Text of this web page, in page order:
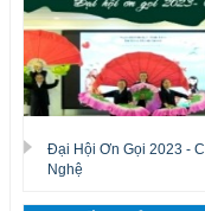
Đại Hội Ơn Gọi 2023 -
Nghệ